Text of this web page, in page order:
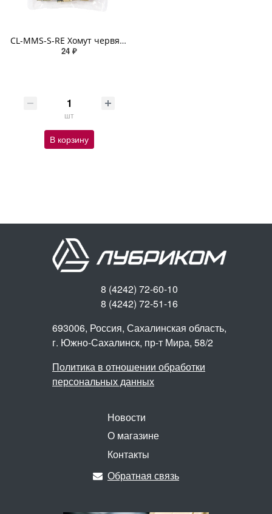
CL-MMS-S-RE Хомут червячный 9-16 мм (набор 3 шт.) ABRO MASTERS
24 ₽
шт
В корзину
8 (4242) 72-60-10
8 (4242) 72-51-16
693006, Россия, Сахалинская область,
г. Южно-Сахалинск, пр-т Мира, 58/2
Политика в отношении обработки
персональных данных
Новости
О магазине
Контакты
Обратная связь